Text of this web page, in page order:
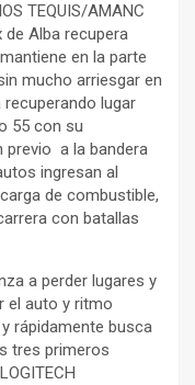
TEQUIS/AMANC
Alba recupera
en la parte
mucho arriesgar en
recuperando lugar
55 con su
previo a la bandera
ingresan al
de combustible,
con batallas
a perder lugares y
el auto y ritmo
rápidamente busca
tres primeros